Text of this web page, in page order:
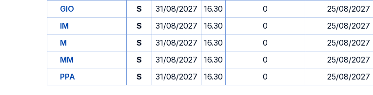
GIO
S 31/08/2027 16.30 0
25/08/2027
IM
S 31/08/2027 16.30 0
25/08/2027
M
S 31/08/2027 16.30 0
25/08/2027
MM
S 31/08/2027 16.30 0
25/08/2027
PPA
S 31/08/2027 16.30 0 25/08/2027